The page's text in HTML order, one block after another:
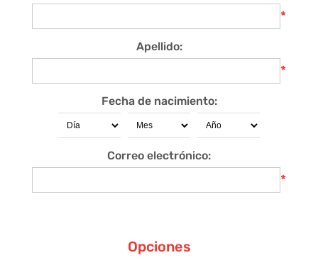
*
Apellido:
*
Fecha de nacimiento:
Correo electrónico:
*
Opciones